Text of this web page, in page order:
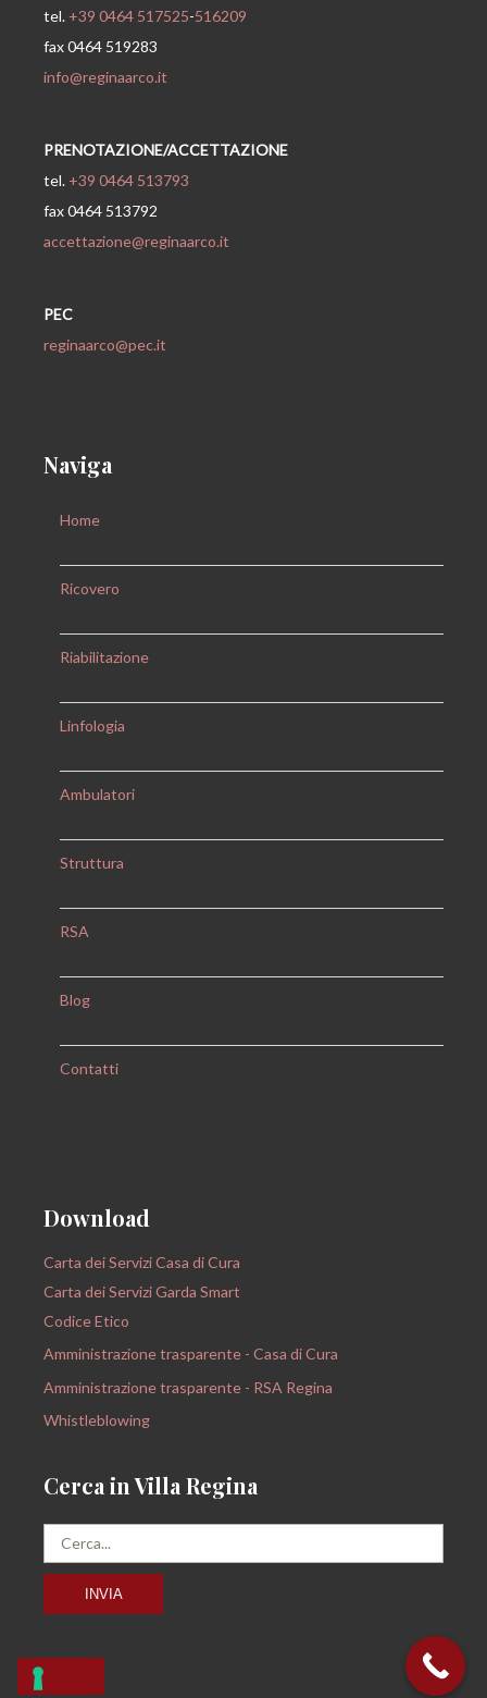
tel. +39 0464 517525-516209
fax 0464 519283
info@reginaarco.it
PRENOTAZIONE/ACCETTAZIONE
tel. +39 0464 513793
fax 0464 513792
accettazione@reginaarco.it
PEC
reginaarco@pec.it
Naviga
Home
Ricovero
Riabilitazione
Linfologia
Ambulatori
Struttura
RSA
Blog
Contatti
Download
Carta dei Servizi Casa di Cura
Carta dei Servizi Garda Smart
Codice Etico
Amministrazione trasparente - Casa di Cura
Amministrazione trasparente - RSA Regina
Whistleblowing
Cerca in Villa Regina
INVIA